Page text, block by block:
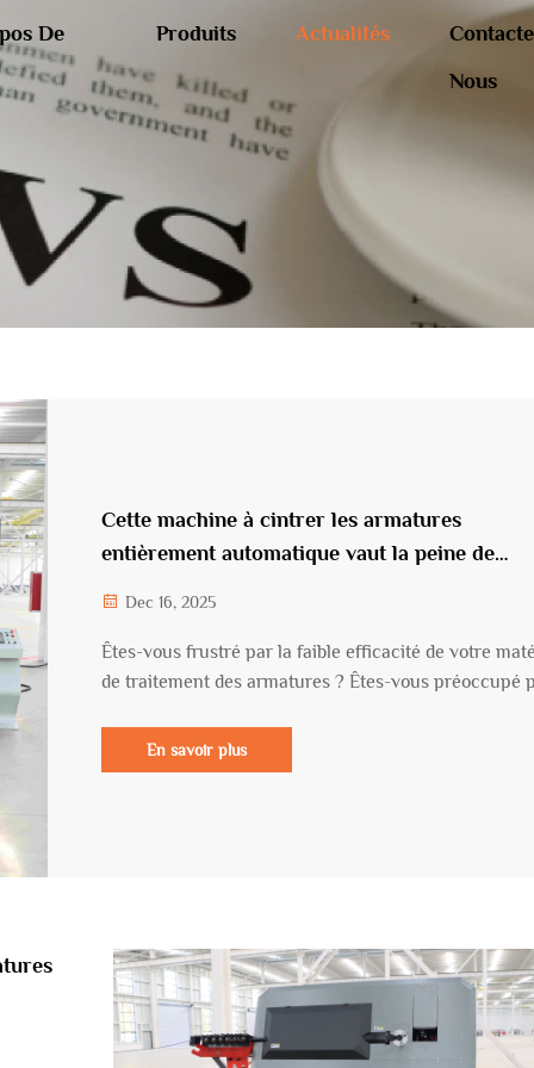
De
Produits Actualités
Nous
Cette machine à cintrer les armatures
entièrement automatique vaut la peine de
Dec 16, 2025
Êtes-vous frustré par la faible efficacité de votre
de traitement des armatures ? Êtes-vous préoccupé
vous raté des commandes cruciales en raison d'une
précision de production inconstante ? Si vous
En savoir plus